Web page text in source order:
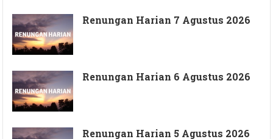
Renungan Harian 7 Agustus 2026
Renungan Harian 6 Agustus 2026
Renungan Harian 5 Agustus 2026